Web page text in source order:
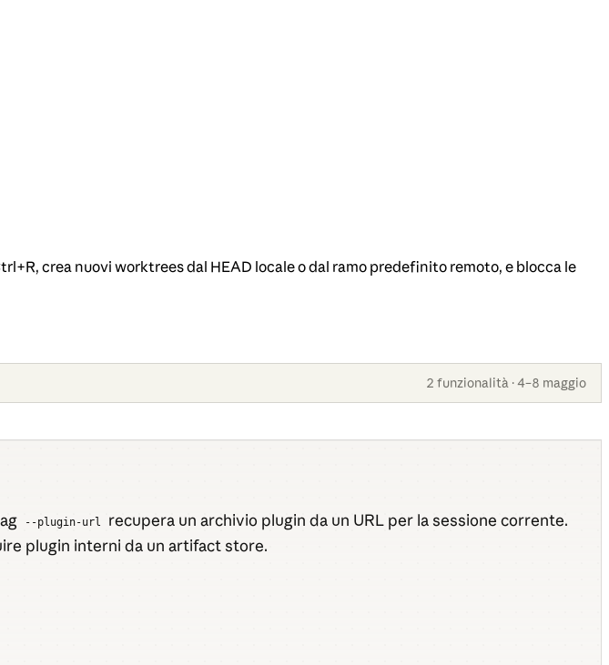
crea nuovi worktrees dal HEAD locale o dal ramo predefinito remoto, e blocca le
2 funzionalità · 4–8 maggio
--plugin-url
recupera un archivio plugin da un URL per la sessione corrente.
plugin interni da un artifact store.